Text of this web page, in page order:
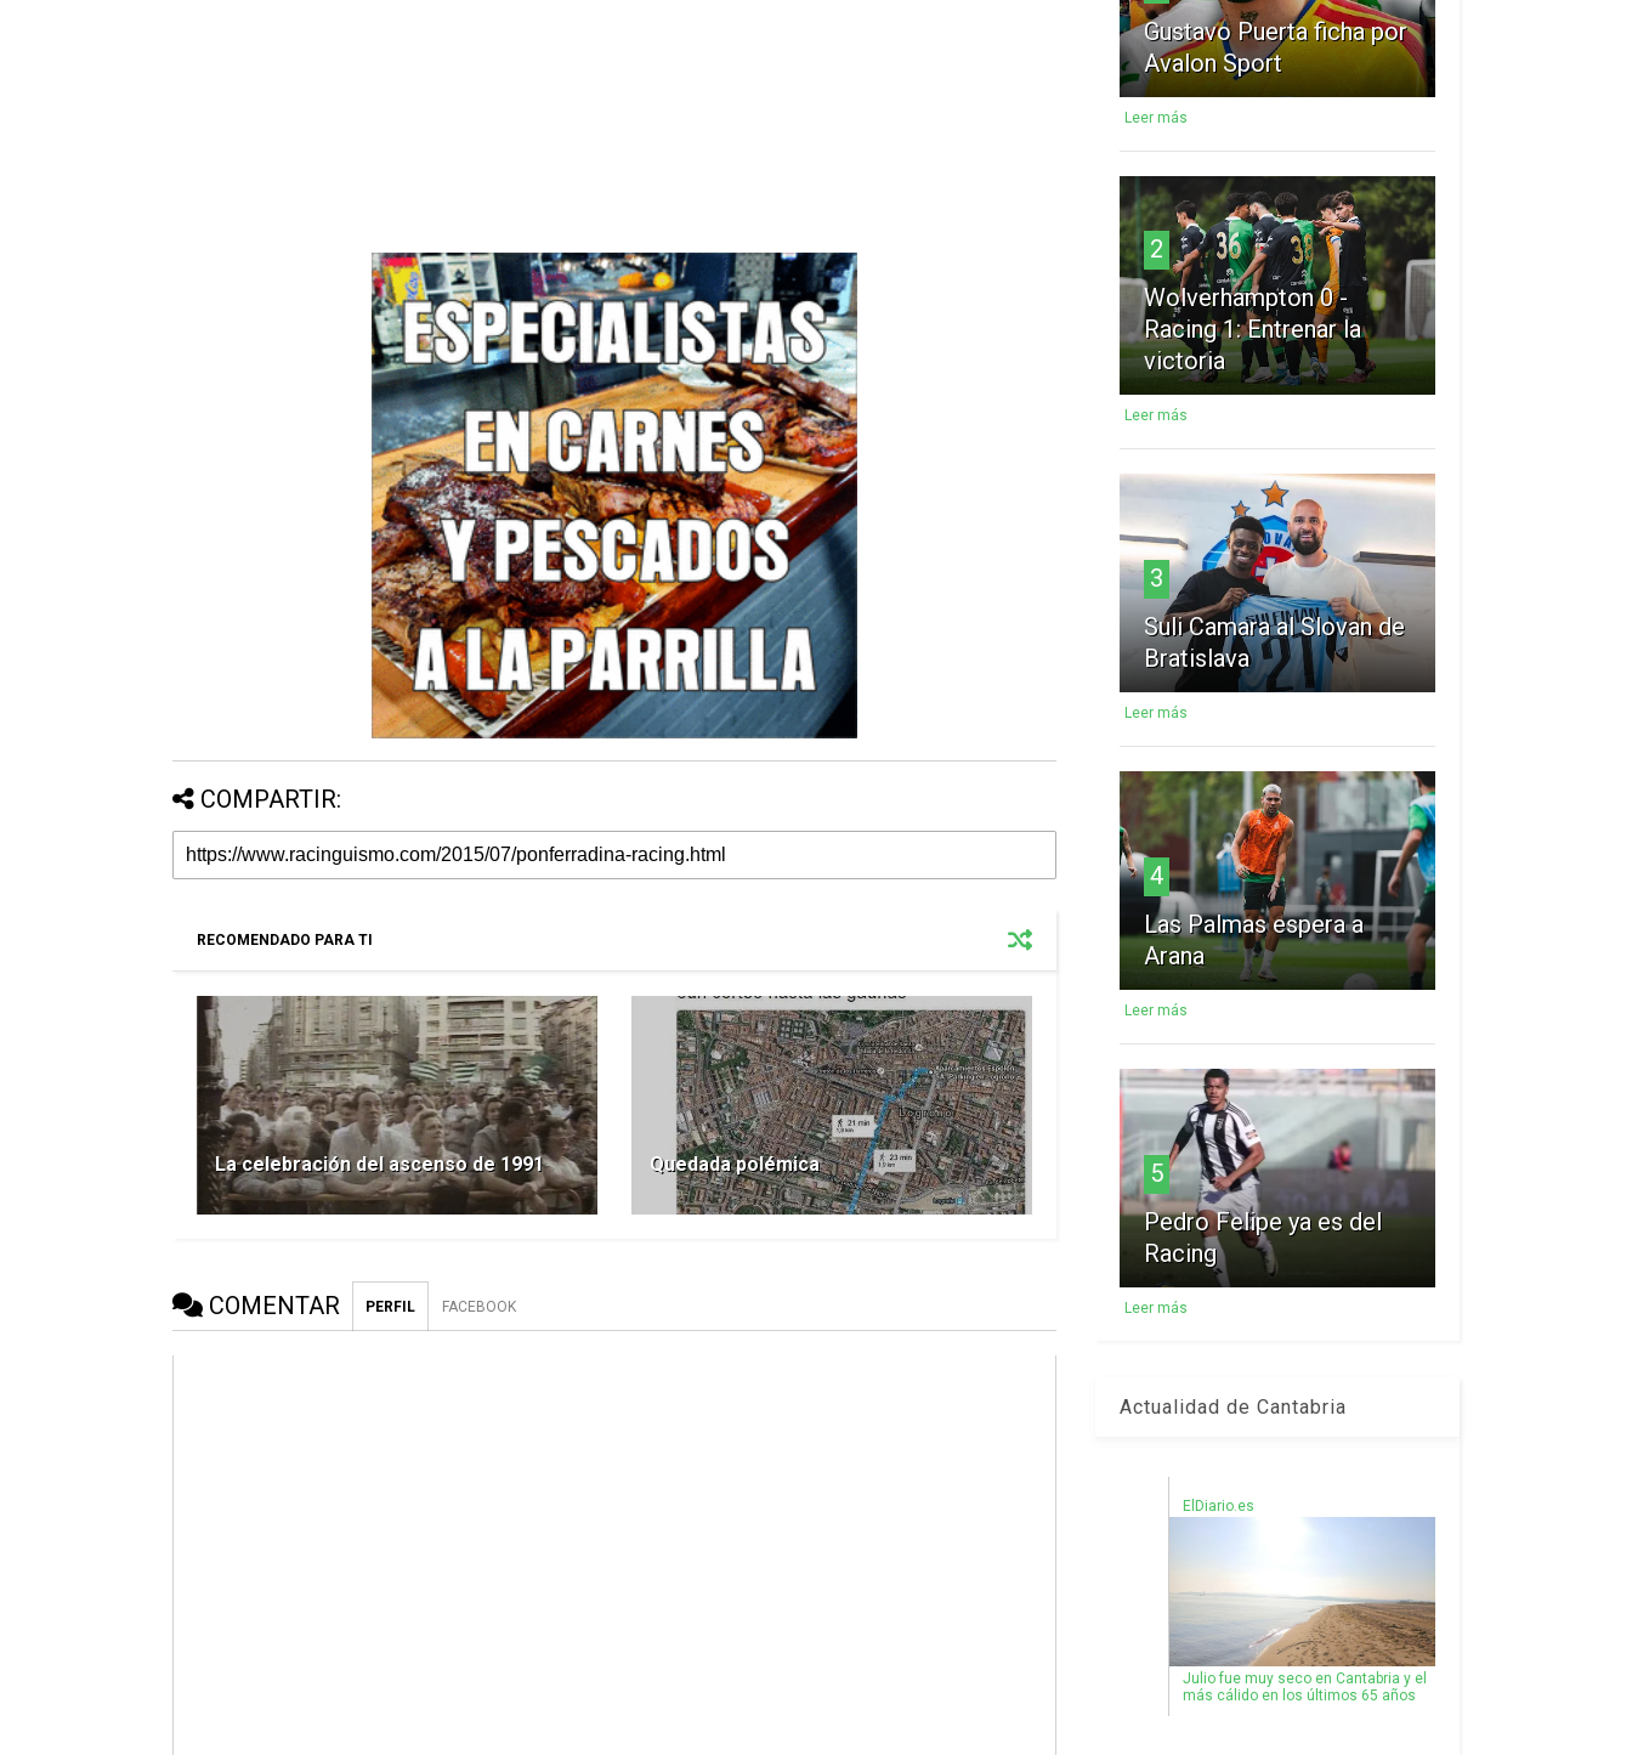
COMPARTIR:
RECOMENDADO PARA TI
La celebración del ascenso de 1991 Quedada polémica
COMENTAR PERFIL FACEBOOK
Gustavo Puerta ficha por
Avalon Sport
Leer más
2
Wolverhampton 0 -
Racing 1: Entrenar la
victoria
Leer más
3
Suli Camara al Slovan de
Bratislava
Leer más
4
Las Palmas espera a
Arana
Leer más
5
Pedro Felipe ya es del
Racing
Leer más
Actualidad de Cantabria
ElDiario.es
Julio fue muy seco en Cantabria y el
más cálido en los últimos 65 años